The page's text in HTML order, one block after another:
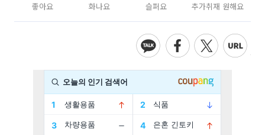
좋아요 화나요 슬퍼요 추가취재 원해요